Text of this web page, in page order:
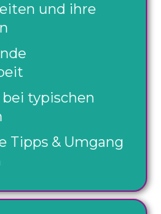
und ihre
typischen
Tipps & Umgang